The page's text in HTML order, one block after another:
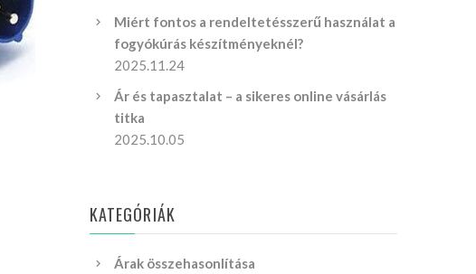
Miért fontos a rendeltetésszerű használat a
fogyókúrás készítményeknél?
2025.11.24
Ár és tapasztalat – a sikeres online vásárlás
titka
2025.10.05
KATEGÓRIÁK
Árak összehasonlítása